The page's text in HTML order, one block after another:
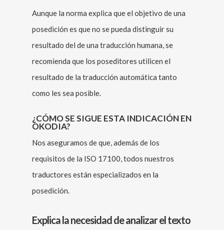
Aunque la norma explica que el objetivo de una
posedición es que no se pueda distinguir su
resultado del de una traducción humana, se
recomienda que los poseditores utilicen el
resultado de la traducción automática tanto
como les sea posible.
¿CÓMO SE SIGUE ESTA INDICACIÓN EN
OKODIA?
Nos aseguramos de que, además de los
requisitos de la ISO 17100, todos nuestros
traductores están especializados en la
posedición.
Explica la necesidad de analizar el texto